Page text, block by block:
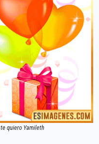
quiero Yamileth